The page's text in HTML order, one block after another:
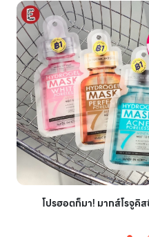
โปรฮอตก็มา! มากส์โรจูคิ